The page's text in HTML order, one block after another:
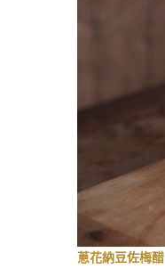
蔥花納豆佐梅醋